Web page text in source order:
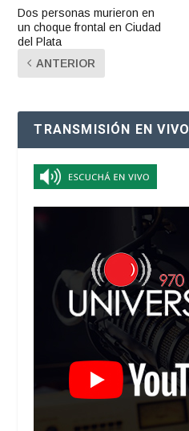
Dos personas murieron en
un choque frontal en Ciudad
del Plata
ANTERIOR
TRANSMISIÓN EN VIVO